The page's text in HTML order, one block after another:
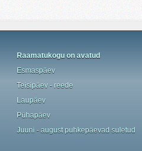
Raamatukogu on avatud
Esmaspäev
Teisipäev - reede
Laupäev
Pühapäev
Juuni - augustpuhkepäevad suletud